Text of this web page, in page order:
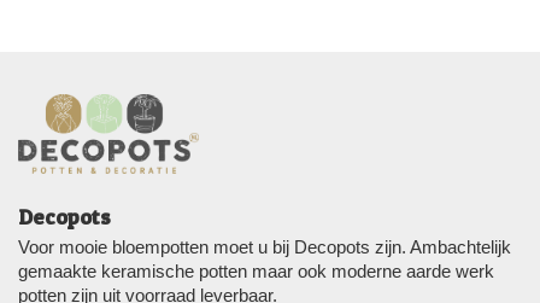
Decopots
Voor mooie bloempotten moet u bij Decopots zijn. Ambachtelijk
gemaakte keramische potten maar ook moderne aarde werk
potten zijn uit voorraad leverbaar.